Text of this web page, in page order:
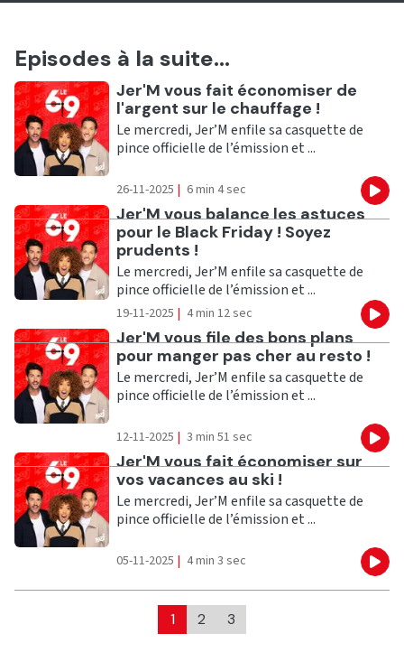
Episodes à la suite...
Ecouter
Jer'M vous fait économiser de
l'argent sur le chauffage !
Le mercredi, Jer’M enfile sa casquette de
pince officielle de l’émission et ...
26-11-2025 | 6 min 4 sec
Ecouter
Jer'M vous balance les astuces
pour le Black Friday ! Soyez
prudents !
Le mercredi, Jer’M enfile sa casquette de
pince officielle de l’émission et ...
19-11-2025 | 4 min 12 sec
Ecouter
Jer'M vous file des bons plans
pour manger pas cher au resto !
Le mercredi, Jer’M enfile sa casquette de
pince officielle de l’émission et ...
12-11-2025 | 3 min 51 sec
Ecouter
Jer'M vous fait économiser sur
vos vacances au ski !
Le mercredi, Jer’M enfile sa casquette de
pince officielle de l’émission et ...
05-11-2025 | 4 min 3 sec
1 2 3